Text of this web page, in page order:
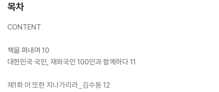
목차
CONTENT
책을 펴내며 10
대한민국 국민, 재외국인 100인과 함께하다 11
제1화 이 또한 지나가리라_김수동 12